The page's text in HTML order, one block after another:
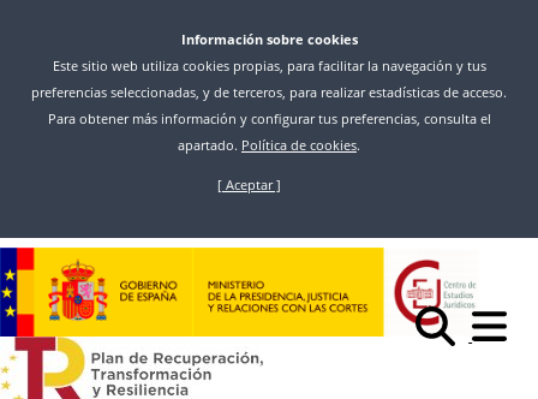
main
Información sobre cookies
Este sitio web utiliza cookies propias, para facilitar la navegación y tus
preferencias seleccionadas, y de terceros, para realizar estadísticas de acceso.
Para obtener más información y configurar tus preferencias, consulta el
apartado. Política de cookies.
[ Aceptar ]